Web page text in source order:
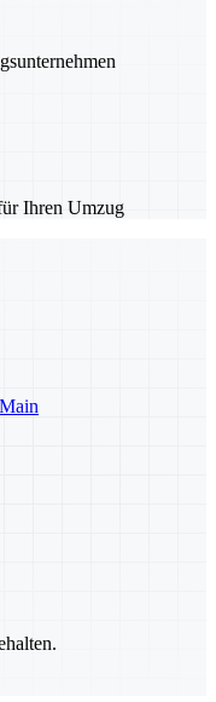
Ihren Umzug